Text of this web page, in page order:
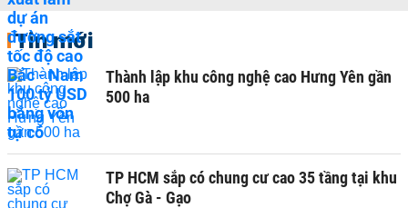
Tin mới
Thành lập khu công nghệ cao Hưng Yên gần
500 ha
TP HCM sắp có chung cư cao 35 tầng tại khu
Chợ Gà - Gạo